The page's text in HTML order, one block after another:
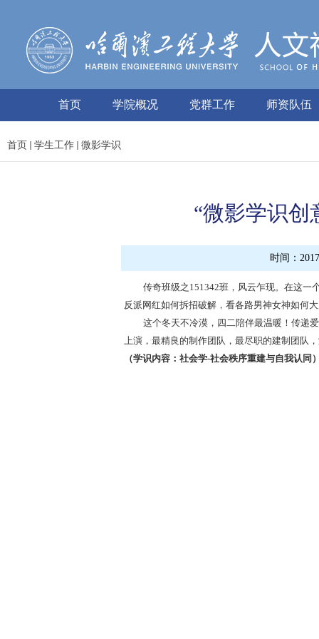
首页 学院概况 党群工作 师资队伍
首页 学生工作 微影学识
“微影学识
时间：
传奇班级之 151342班，风云乍现。在这一
反派网红如何拆招破解，看各路男神女神如何
这个冬天不冷漠，四二陪伴最温暖！传递
上演，最精良的制作团队，最尽职的建制团队
（学识内容：社会学-社会秩序重建与自我认同